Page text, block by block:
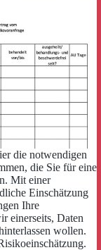
die notwendigen
die Sie für eine
Mit einer
Einschätzung
Ihre
einerseits, Daten
wollen.